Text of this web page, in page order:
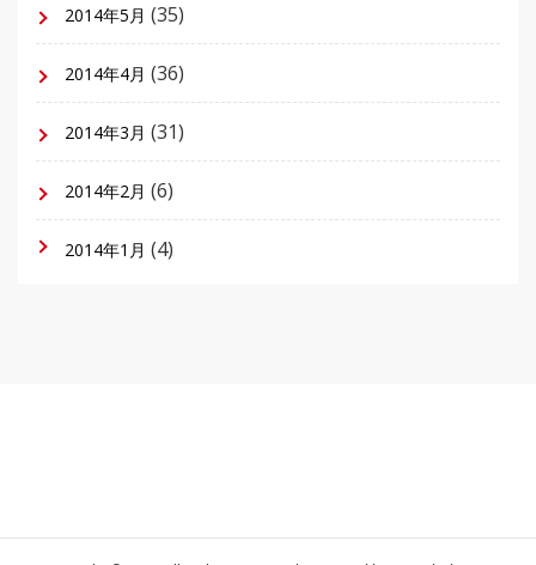
2014年5月 (35)
2014年4月 (36)
2014年3月 (31)
2014年2月 (6)
2014年1月 (4)